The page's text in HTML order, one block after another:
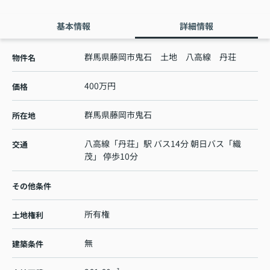
基本情報 詳細情報
物件名 群馬県藤岡市鬼石 土地 八高線 丹荘
価格 400万円
所在地 群馬県藤岡市鬼石
交通 八高線 「丹荘」駅 バス14分 朝日バス「織
茂」 停歩10分
その他条件
土地権利 所有権
建築条件 無